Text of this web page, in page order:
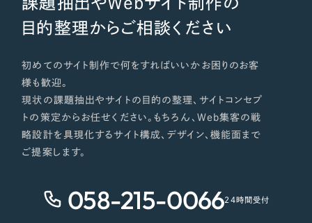
目的整理からご相談ください
初めてのサイト制作で何をすればいいかお困りのお客
様も歓迎。
現状の課題抽出やサイトの目的の整理、サイトコンセプ
トの策定からお任せください。もちろん、Web集客の戦
略設計を具現化するサイト構成、デザイン、機能面まで
ご提案します。
058-215-006624時間受付